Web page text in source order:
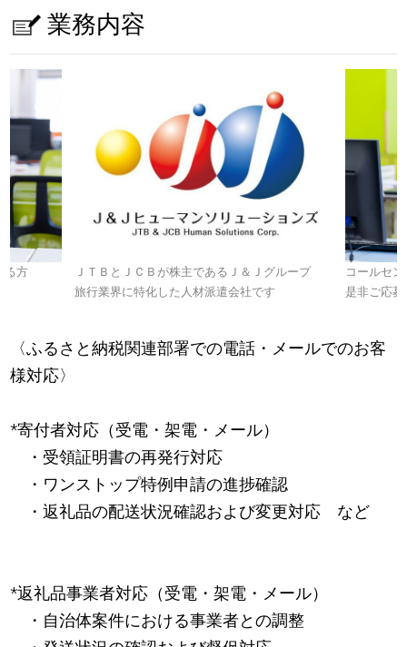
業務内容
る方
ＪＴＢとＪＣＢが株主であるＪ＆Ｊグループ
旅行業界に特化した人材派遣会社です
コールセ
是非ご応
〈ふるさと納税関連部署での電話・メールでのお客
様対応〉
*寄付者対応（受電・架電・メール）
・受領証明書の再発行対応
・ワンストップ特例申請の進捗確認
・返礼品の配送状況確認および変更対応 など
*返礼品事業者対応（受電・架電・メール）
・自治体案件における事業者との調整